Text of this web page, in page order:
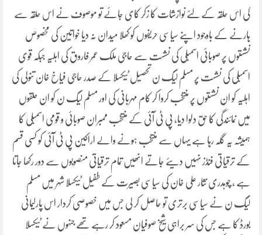
کی اس حلقہ کے لئے نوازشات کا زکر کای جائے تو موصوف نے اس حلقہ سے
ہارنے کے باوجود اپنے سیاسی حریفوں کو کھلا میدان نہ دیا خواتین کی مخصوص
نشستوں پر صوبائی اسمبلی کی نشست سے حاجی ملک عمر فاروق کی اہلیہ جبکہ قوی
اسمبلی کی نشست پر مسلم لیگ ن تحصیل ٹیکسلا کے صدر حاجی فیاخ خان تنولی کی
اہلیہ کو ان نشستوں پر منتخب کروا کر کام مہربانی کی اور مسلم لیگ ن کو ان حلقوں
میں نمائندگی کا حق دلوا دیا، پی ٹی آئی کے منتخب ممبران صوبائی و قومی اسمبلی کا
ہمیشہ یہ گلہ رہا ہے یہاں سے منتخب ہونے والے اراکین پی ٹی آئی کو کسی قسم
کے ترقیاتی فنڈز نہیں دیئے جاتے انھیں تمام ترقیاتی منصوبوں سے دور رکھا جاتا
ہے ، چوہدری نثار علی خان کی سیاسی بصیرت کے طفیل ٹیکسلا شہر میں مسلم
لیگ ن نے سیاسی برتری تو حاصل کر لی جس میں خصوصی کردار اس پارلیمانی
بورڈ کا ہے جس کی سر براہی شیخ صوفیان مسعود کر رہے تھے جنہوں نے ٹیکسلا